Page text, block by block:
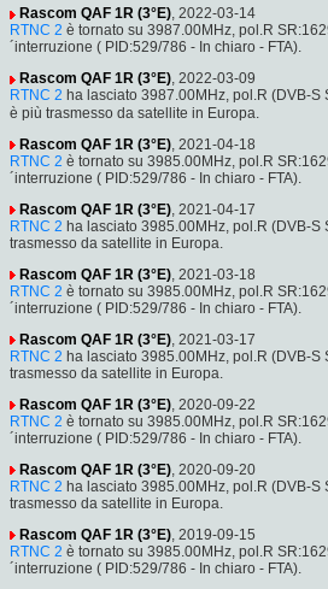
Rascom QAF 1R (3°E), 2022-03-14
RTNC 2 è tornato su 3987.00MHz, pol.R
´interruzione ( PID:529/786 - In chiaro - FTA).
Rascom QAF 1R (3°E), 2022-03-09
RTNC 2 ha lasciato 3987.00MHz, pol.R (DVB-S
è più trasmesso da satellite in Europa.
Rascom QAF 1R (3°E) , 2021-04-18
RTNC 2 è tornato su 3985.00MHz, pol.R
´interruzione ( PID:529/786 - In chiaro - FTA).
Rascom QAF 1R (3°E) , 2021-04-17
RTNC 2 ha lasciato 3985.00MHz, pol.R (DVB-S
trasmesso da satellite in Europa.
Rascom QAF 1R (3°E) , 2021-03-18
RTNC 2 è tornato su 3985.00MHz, pol.R
´interruzione ( PID:529/786 - In chiaro - FTA).
Rascom QAF 1R (3°E) , 2021-03-17
RTNC 2 ha lasciato 3985.00MHz, pol.R (DVB-S
trasmesso da satellite in Europa.
Rascom QAF 1R (3°E) , 2020-09-22
RTNC 2 è tornato su 3985.00MHz, pol.R
´interruzione ( PID:529/786 - In chiaro - FTA).
Rascom QAF 1R (3°E) , 2020-09-20
RTNC 2 ha lasciato 3985.00MHz, pol.R (DVB-S
trasmesso da satellite in Europa.
Rascom QAF 1R (3°E) , 2019-09-15
RTNC 2 è tornato su 3985.00MHz, pol.R
´interruzione ( PID:529/786 - In chiaro - FTA).